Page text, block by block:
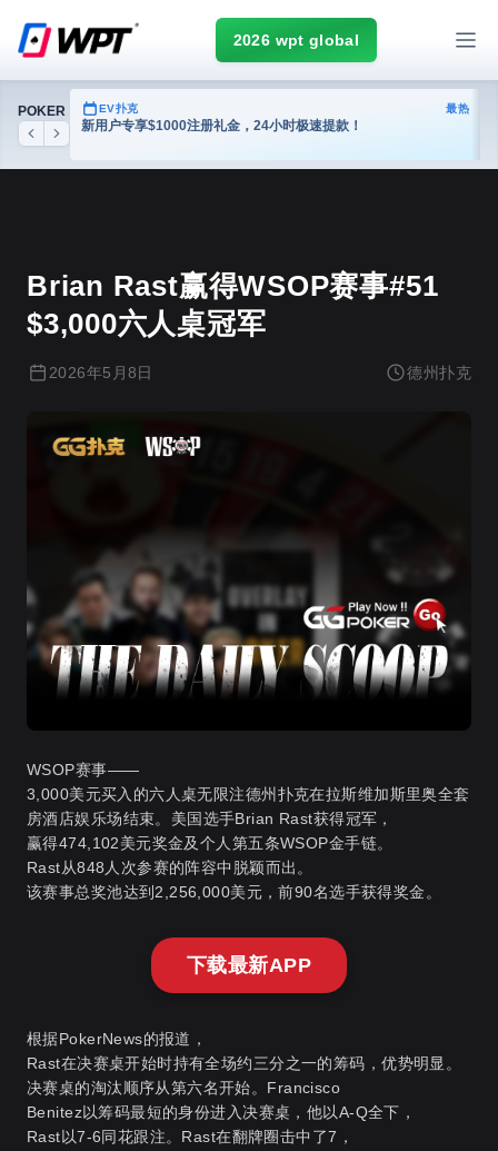
2026 wpt global
POKER
Previous
Next
热门 EV扑克 最热
新用户专享$1000注册礼金，24小时极速提款！
Brian Rast赢得WSOP赛事#51
$3,000六人桌冠军
2026年5月8日 德州扑克
WSOP赛事——
3,000美元买入的六人桌无限注德州扑克在拉斯维加斯里奥全套
房酒店娱乐场结束。美国选手Brian Rast获得冠军，
赢得474,102美元奖金及个人第五条WSOP金手链。
Rast从848人次参赛的阵容中脱颖而出。
该赛事总奖池达到2,256,000美元，前90名选手获得奖金。
下载最新APP
根据PokerNews的报道，
Rast在决赛桌开始时持有全场约三分之一的筹码，优势明显 。
决赛桌的淘汰顺序从第六名开始。Francisco
Benitez以筹码最短的身份进入决赛桌，他以A-Q全下，
Rast以7-6同花跟注。Rast在翻牌圈击中了7，